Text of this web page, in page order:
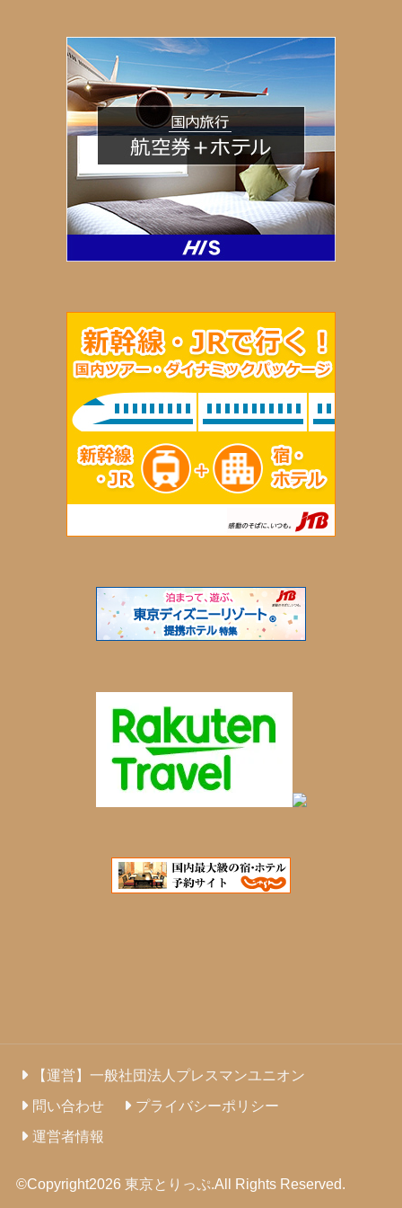
【運営】一般社団法人プレスマンユニオン
問い合わせ
プライバシーポリシー
運営者情報
©Copyright2026 東京とりっぷ.All Rights Reserved.